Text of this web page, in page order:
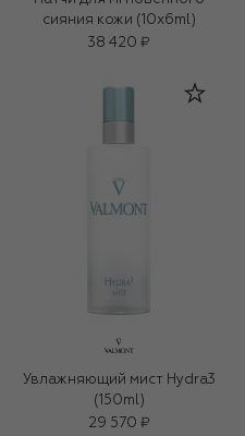
сияния кожи (10x6ml)
38 420 ₽
Увлажняющий мист Hydra3
(150ml)
29 570 ₽